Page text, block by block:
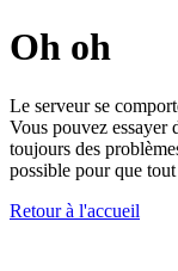
Oh oh
Le serveur se
Vous pouvez essayer
toujours des
possible pour que
Retour à l'accueil